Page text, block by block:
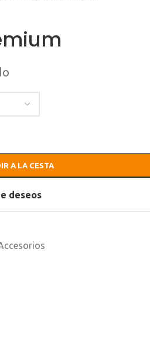
A LA CESTA
deseos